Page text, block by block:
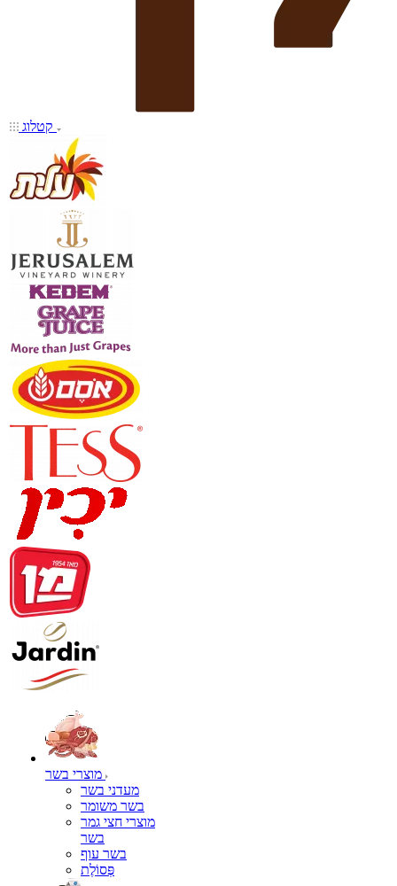
מעדני בשר
בשר משומר
מוצרי חצי גמר
בשר
בשר עוף
פְּסוֹלֶת